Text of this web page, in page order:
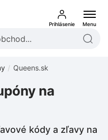
Prihlásenie Menu
Queens.sk
na
kódy a zľavy na